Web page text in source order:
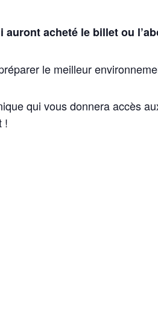
acheté le billet ou
le meilleur
quivous donnera accès
!